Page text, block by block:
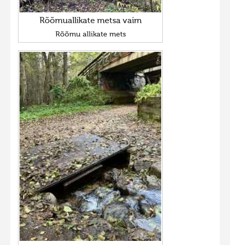
Rõõmuallikate metsa vaim
Rõõmu allikate mets